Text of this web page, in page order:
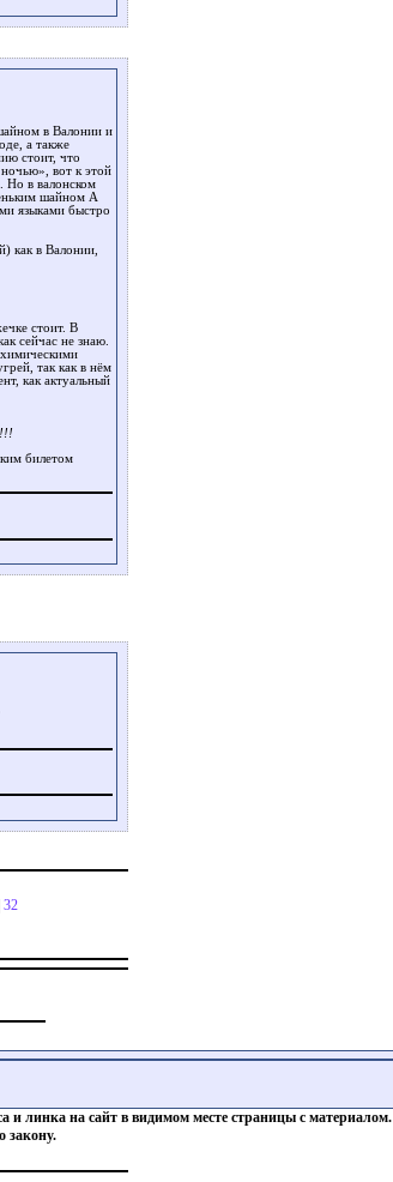
в Валонии и
а также
стоит, что
вот к этой
Но в валонском
шайном А
языками быстро
как в Валонии,
стоит. В
сейчас не знаю.
так как в нём
как актуальный
билетом
32
и линка на сайт в видимом месте страницы с материалом.
закону.